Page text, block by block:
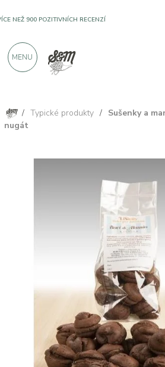
/ Typické produkty / Sušenky a
nugát
NEŽ 900 POZITIVNÍCH RECENZÍ
MENU